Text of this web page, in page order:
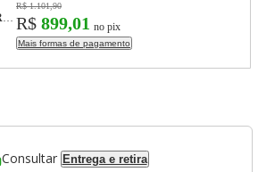
Frigobar Hisense RR157NW3A 115L Compacto Fresh Zone Branco 110V
R$ 1.101,90
R$ 899,01 no pix
Mais formas de pagamento
Consultar Entrega e retira